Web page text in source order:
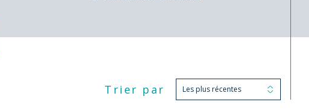
Trier par Les plus récentes